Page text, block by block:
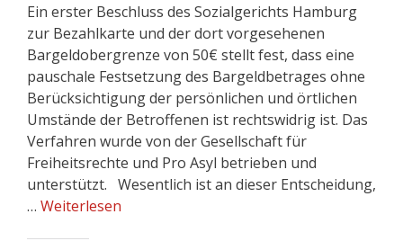
Ein erster Beschluss des Sozialgerichts Hamburg
zur Bezahlkarte und der dort vorgesehenen
Bargeldobergrenze von 50€ stellt fest, dass eine
pauschale Festsetzung des Bargeldbetrages ohne
Berücksichtigung der persönlichen und örtlichen
Umstände der Betroffenen ist rechtswidrig ist. Das
Verfahren wurde von der Gesellschaft für
Freiheitsrechte und Pro Asyl betrieben und
unterstützt. Wesentlich ist an dieser Entscheidung,
… Weiterlesen